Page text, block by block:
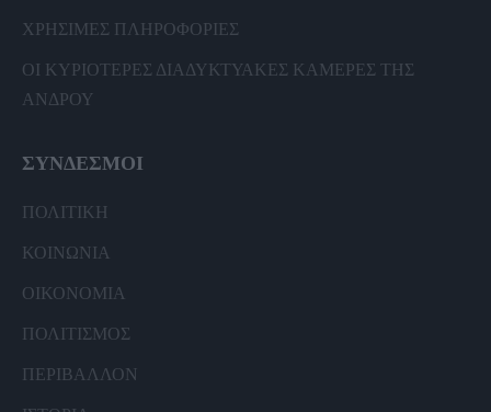
ΧΡΗΣΙΜΕΣ ΠΛΗΡΟΦΟΡΙΕΣ
ΟΙ ΚΥΡΙΟΤΕΡΕΣ ΔΙΑΔΥΚΤΥΑΚΕΣ ΚΑΜΕΡΕΣ ΤΗΣ
ΑΝΔΡΟΥ
ΣΥΝΔΕΣΜΟΙ
ΠΟΛΙΤΙΚΗ
ΚΟΙΝΩΝΙΑ
ΟΙΚΟΝΟΜΙΑ
ΠΟΛΙΤΙΣΜΟΣ
ΠΕΡΙΒΑΛΛΟΝ